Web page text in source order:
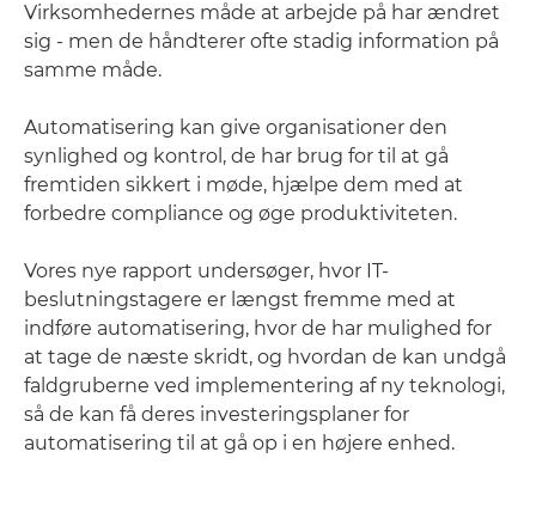
Virksomhedernes måde at arbejde på har ændret
sig - men de håndterer ofte stadig information på
samme måde.
Automatisering kan give organisationer den
synlighed og kontrol, de har brug for til at gå
fremtiden sikkert i møde, hjælpe dem med at
forbedre compliance og øge produktiviteten.
Vores nye rapport undersøger, hvor IT-
beslutningstagere er længst fremme med at
indføre automatisering, hvor de har mulighed for
at tage de næste skridt, og hvordan de kan undgå
faldgruberne ved implementering af ny teknologi,
så de kan få deres investeringsplaner for
automatisering til at gå op i en højere enhed.